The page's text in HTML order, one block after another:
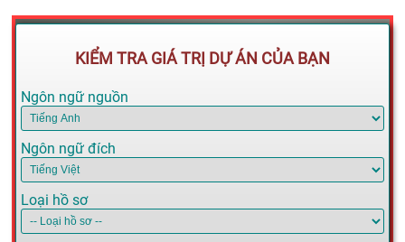
KIỂM TRA GIÁ TRỊ DỰ ÁN CỦA BẠN
Ngôn ngữ nguồn
Ngôn ngữ đích
Loại hồ sơ